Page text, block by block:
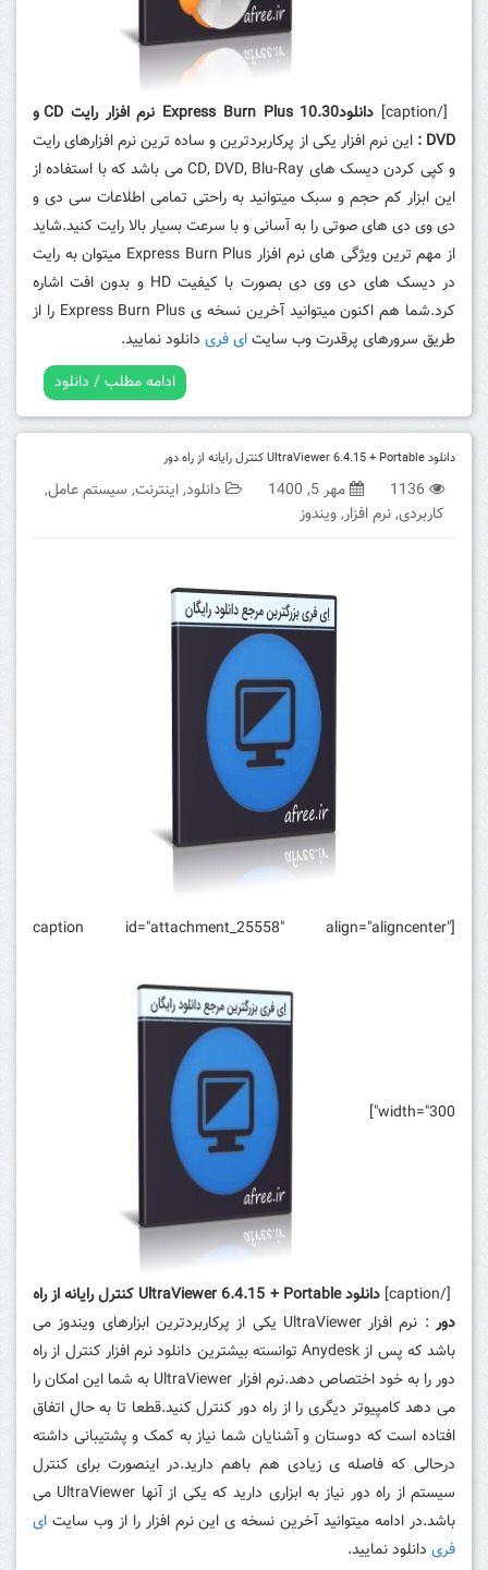
[/caption]
دانلودExpress Burn Plus 10.30 نرم افزار رایت CD و
DVD : این نرم افزار یکی از پرکاربردترین و ساده ترین نرم افزارهای رایت
و کپی کردن دیسک های CD, DVD, Blu-Ray می باشد که با استفاده از
این ابزار کم حجم و سبک میتوانید به راحتی تمامی اطلاعات سی دی و
دی وی دی های صوتی را به آسانی و با سرعت بسیار بالا رایت کنید.شاید
از مهم ترین ویژگی های نرم افزار Express Burn Plus میتوان به رایت
در دیسک های دی وی دی بصورت با کیفیت HD و بدون افت اشاره
کرد.شما هم اکنون میتوانید آخرین نسخه ی Express Burn Plus را از
طریق سرورهای پرقدرت وب سایتای فری دانلود نمایید.
ادامه مطلب / دانلود
دانلود UltraViewer 6.4.15 + Portable کنترل رایانه از راه دور
1136 مهر 5, 1400 دانلود,اینترنت, سیستم عامل,
کاربردی,نرم افزار,ویندوز
[caption id="attachment_25558" align="aligncenter"
width="300"]
[/caption]
دانلود UltraViewer 6.4.15 + Portable کنترل رایانه از راه
دور
: نرم افزار UltraViewer یکی از پرکاربردترین ابزارهای ویندوز می
باشد که پس از Anydesk توانسته بیشترین دانلود نرم افزار کنترل از راه
دور را به خود اختصاص دهد.نرم افزار UltraViewer به شما این امکان را
می دهد کامپیوتر دیگری را از راه دور کنترل کنید.قطعا تا به حال اتفاق
افتاده است که دوستان و آشنایان شما نیاز به کمک و پشتیبانی داشته
درحالی که فاصله ی زیادی هم باهم دارید.در اینصورت برای کنترل
سیستم از راه دور نیاز به ابزاری دارید که یکی از آنها UltraViewer می
باشد.در ادامه میتوانید آخرین نسخه ی این نرم افزار را از وب سایت ای
فری دانلود نمایید.